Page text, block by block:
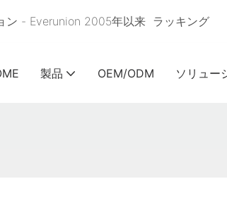
ン - Everunion 2005年以来 ラッキング
製品 OEM/ODM ソリュー